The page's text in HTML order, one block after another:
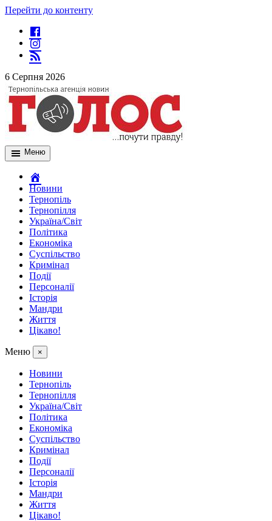
Перейти до контенту
6 Серпня 2026
Меню
Новини
Тернопіль
Тернопілля
Україна/Світ
Політика
Економіка
Суспільство
Кримінал
Події
Персоналії
Історія
Мандри
Життя
Цікаво!
Меню ×
Новини
Тернопіль
Тернопілля
Україна/Світ
Політика
Економіка
Суспільство
Кримінал
Події
Персоналії
Історія
Мандри
Життя
Цікаво!